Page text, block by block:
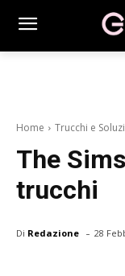
Home Trucchi e
The
trucchi
Di Redazione - 28